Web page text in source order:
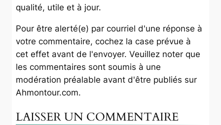
qualité, utile et à jour.
Pour être alerté(e) par courriel d'une réponse à
votre commentaire, cochez la case prévue à
cet effet avant de l'envoyer. Veuillez noter que
les commentaires sont soumis à une
modération préalable avant d'être publiés sur
Ahmontour.com.
LAISSER UN COMMENTAIRE